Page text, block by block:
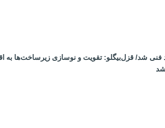
شد/ قزل‌بیگلو: تقویت و نوسازی زیرساخت‌ها به